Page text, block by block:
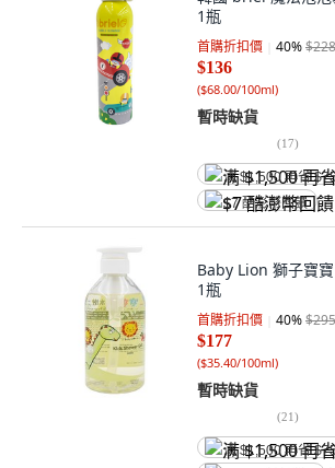
1瓶
首購折扣價 40%$228
$136
($68.00/100ml)
暫時缺貨
(17)
满 $1,500 再省
$7 酷澎幣回饋
Baby Lion 獅子寶
1瓶
首購折扣價 40%$295
$177
($35.40/100ml)
暫時缺貨
(21)
满 $1,500 再省